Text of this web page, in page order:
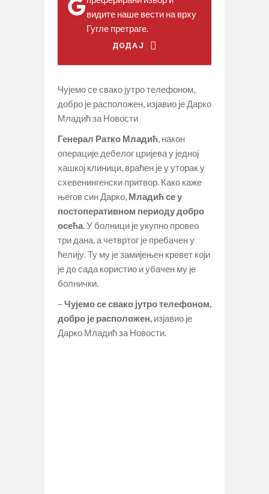
видите наше вести на врху
Гугле претраге.
ДОДАЈ
Чујемо се свако јутро телефоном,
добро је расположен, изјавио је Дарко
Младић за Новости
Генерал Ратко Младић , након
операције дебелог цријева у једној
хашкој клиници, враћен је у уторак у
схевенингенски притвор. Како каже
његов син Дарко, Младић се у
постоперативном периоду добро
осећа . У болници је укупно провео
три дана, а четвртог је пребачен у
ћелију. Ту му је замијењен кревет који
је до сада користио и убачен му је
болнички.
– Чујемо се свако јутро телефоном,
добро је расположен, изјавио је
Дарко Младић за Новости.